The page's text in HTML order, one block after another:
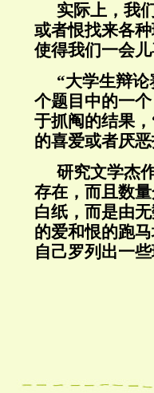
实际上，我
或者恨找来各
使得我们一会儿
“大学生辩
个题目中的一
于抓阄的结果
的喜爱或者厌恶
研究文学杰
存在，而且数
白纸，而是由
的爱和恨的跑
自己罗列出一些